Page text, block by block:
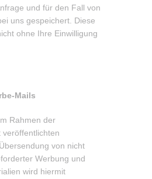
und für den Fall von
uns gespeichert. Diese
ohne Ihre Einwilligung
Mails
Rahmen der
veröffentlichten
von nicht
Werbung und
wird hiermit